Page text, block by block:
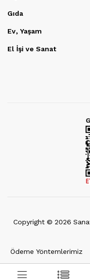
Gıda
Ev, Yaşam
El İşi ve Sanat
Copyright © 2026
Ödeme Yöntemlerimiz